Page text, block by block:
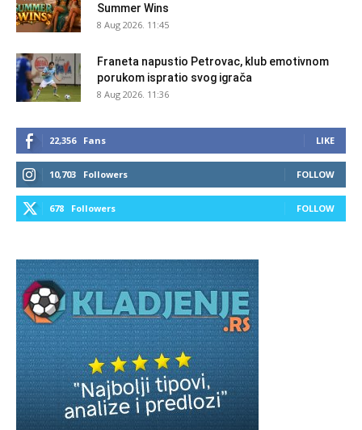
Summer Wins
8 Aug 2026. 11:45
Franeta napustio Petrovac, klub emotivnom
porukom ispratio svog igrača
8 Aug 2026. 11:36
22,356 Fans LIKE
10,703 Followers FOLLOW
678 Followers FOLLOW